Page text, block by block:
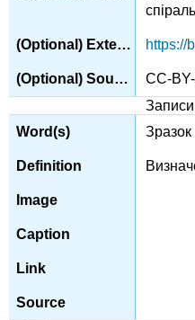
спіраль
https://
CC-
Записи